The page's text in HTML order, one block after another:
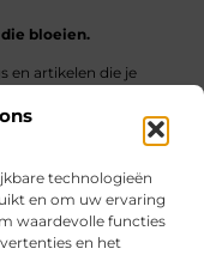
technologieën
en om uw ervaring
waardevolle functies
en het
bloeien.
en artikelen die je